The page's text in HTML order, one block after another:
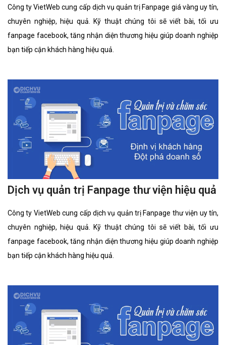
Công ty VietWeb cung cấp dịch vụ quản trị Fanpage giá vàng uy tín,
chuyên nghiệp, hiệu quả. Kỹ thuật chúng tôi sẽ viết bài, tối ưu
fanpage facebook, tăng nhận diện thương hiệu giúp doanh nghiệp
bạn tiếp cận khách hàng hiệu quả.
Dịch vụ quản trị Fanpage thư viện hiệu quả
Công ty VietWeb cung cấp dịch vụ quản trị Fanpage thư viện uy tín,
chuyên nghiệp, hiệu quả. Kỹ thuật chúng tôi sẽ viết bài, tối ưu
fanpage facebook, tăng nhận diện thương hiệu giúp doanh nghiệp
bạn tiếp cận khách hàng hiệu quả.